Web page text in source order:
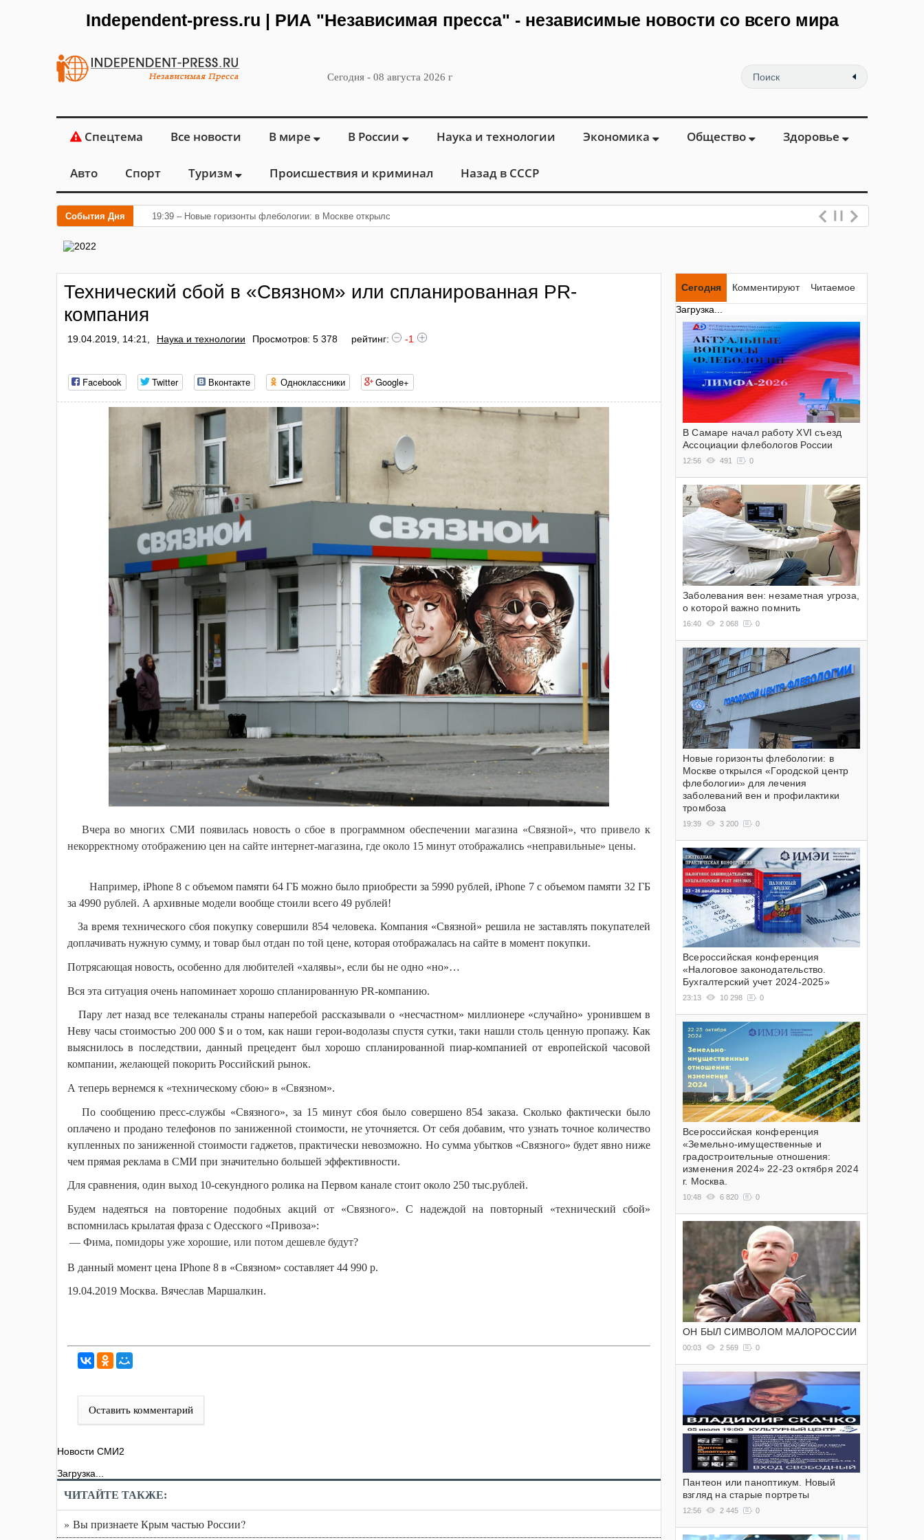
Independent-press.ru | РИА "Независимая пресса" - независимые новости со всего мира
Сегодня - 08 августа 2026 г
Спецтема Все новости В мире В России Наука и технологии Экономика Общество Здоровье
Авто Спорт Туризм Происшествия и криминал Назад в СССР
События Дня 19:39 – Новые горизонты флебологии: в Москве открылся «Городской центр флебологии» для л
Технический сбой в «Связном» или спланированная PR-
компания
19.04.2019, 14:21, Наука и технологии Просмотров: 5 378 рейтинг: -1
Facebook Twitter Вконтакте Одноклассники Google+
Вчера во многих СМИ появилась новость о сбое в программном обеспечении магазина «Связной», что привело к
некорректному отображению цен на сайте интернет-магазина, где около 15 минут отображались «неправильные» цены.
Например,iPhone 8 с объемом памяти 64 ГБ можно было приобрести за 5990 рублей, iPhone 7 с объемом памяти 32 ГБ
за 4990 рублей. А архивные модели вообще стоили всего 49 рублей!
За время технического сбоя покупку совершили 854 человека. Компания «Связной» решила не заставлять покупателей
доплачивать нужную сумму, и товар был отдан по той цене, которая отображалась на сайте в момент покупки.
Потрясающая новость, особенно для любителей «халявы», если бы не одно «но»…
Вся эта ситуация очень напоминает хорошо спланированную PR-компанию.
Пару лет назад все телеканалы страны наперебой рассказывали о «несчастном» миллионере «случайно» уронившем в
Неву часы стоимостью 200 000 $ и о том, как наши герои-водолазы спустя сутки, таки нашли столь ценную пропажу. Как
выяснилось в последствии, данный прецедент был хорошо спланированной пиар-компанией от европейской часовой
компании, желающей покорить Российский рынок.
А теперь вернемся к «техническому сбою» в «Связном».
По сообщению пресс-службы «Связного», за 15 минут сбоя было совершено 854 заказа. Сколько фактически было
оплачено и продано телефонов по заниженной стоимости, не уточняется. От себя добавим, что узнать точное количество
купленных по заниженной стоимости гаджетов, практически невозможно. Но сумма убытков «Связного» будет явно ниже
чем прямая реклама в СМИ при значительно большей эффективности.
Для сравнения, один выход 10-секундного ролика на Первом канале стоит около 250 тыс.рублей.
Будем надеяться на повторение подобных акций от «Связного». С надеждой на повторный «технический сбой»
вспомнилась крылатая фраза с Одесского «Привоза»:
— Фима, помидоры уже хорошие, или потом дешевле будут?
В данный момент цена IPhone 8 в «Связном» составляет 44 990 р.
19.04.2019 Москва. Вячеслав Маршалкин.
Оставить комментарий
Новости СМИ2
Загрузка...
ЧИТАЙТЕ ТАКЖЕ:
» Вы признаете Крым частью России?
Сегодня Комментируют
Читаемое
Загрузка...
В Самаре начал работу XVI съезд
Ассоциации флебологов России
12:56 491 0
Заболевания вен: незаметная угроза,
о которой важно помнить
16:40 2 068 0
Новые горизонты флебологии: в
Москве открылся «Городской центр
флебологии» для лечения
заболеваний вен и профилактики
тромбоза
19:39 3 200 0
Всероссийская конференция
«Налоговое законодательство.
Бухгалтерский учет 2024-2025»
23:13 10 298 0
Всероссийская конференция
«Земельно-имущественные и
градостроительные отношения:
изменения 2024» 22-23 октября 2024
г. Москва.
10:48 6 820 0
ОН БЫЛ СИМВОЛОМ МАЛОРОССИИ
00:03 2 569 0
Пантеон или паноптикум. Новый
взгляд на старые портреты
12:56 2 445 0